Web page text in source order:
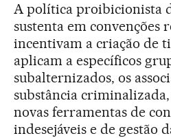
A política proibicionista
sustenta em convenções
incentivam a criação de
aplicam a específicos
subalternizados, os
substância
novas ferramentas de
indesejáveis e de gestão